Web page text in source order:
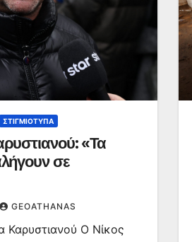
ΣΤΙΓΜΙΌΤΥΠΑ
«Τα
σε
GEOATHANAS
Καρυστιανού Ο Νίκος